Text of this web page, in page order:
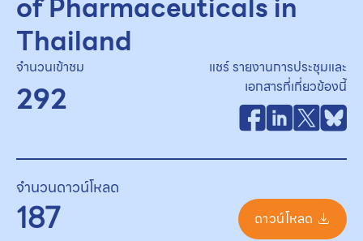
Thailand
จำนวนเข้าชม
292
แชร์ รายงานการประชุมและ
เอกสารที่เกี่ยวข้องนี้
จำนวนดาวน์โหลด
187 ดาวน์โหลด